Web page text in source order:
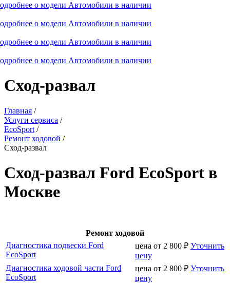
о модели Автомобили в наличии
о модели Автомобили в наличии
о модели Автомобили в наличии
о модели Автомобили в наличии
Сход-развал
Главная /
Услуги сервиса /
EcoSport /
Ремонт ходовой /
Сход-развал
Сход-развал Ford EcoSport в
Москве
Ремонт ходовой
Диагностика подвески Ford
EcoSport
цена от 2 800 ₽ Уточнить
цену
Диагностика ходовой части Ford
EcoSport
цена от 2 800 ₽ Уточнить
цену